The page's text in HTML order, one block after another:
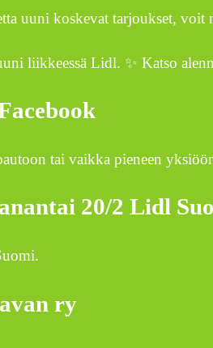
uuni koskevat tarjoukset,
liikkeessä Lidl. ✨ Katso
tai vaikka pieneen
20/2 Lidl
ry